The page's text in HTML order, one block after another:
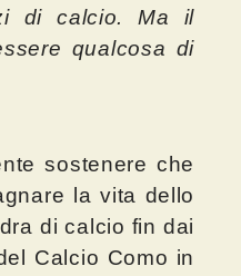
di calcio. Ma il
qualcosa di
sostenere che
la vita dello
di calcio fin dai
Calcio Como in